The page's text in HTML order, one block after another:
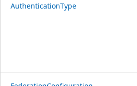
AuthenticationType